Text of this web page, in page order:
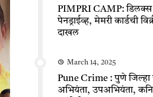
PIMPRI CAMP: डिलक्स
पेनड्राईव्ह, मेमरी कार्डची
दाखल
March 14, 2025
Pune Crime : पुणे जिल्हा
अभियंता, उपअभियंता,